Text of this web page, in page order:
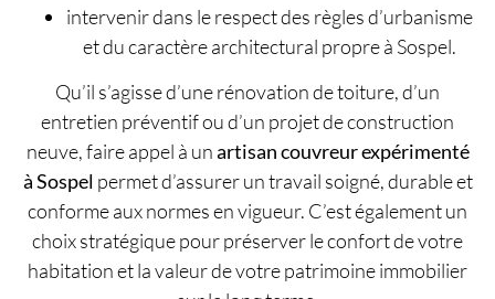
intervenir dans le respect des règles d’urbanisme
et du caractère architectural propre à Sospel.
Qu’il s’agisse d’une rénovation de toiture, d’un
entretien préventif ou d’un projet de construction
neuve, faire appel à unartisan couvreur expérimenté
à Sospel permet d’assurer un travail soigné, durable et
conforme aux normes en vigueur. C’est également un
choix stratégique pour préserver le confort de votre
habitation et la valeur de votre patrimoine immobilier